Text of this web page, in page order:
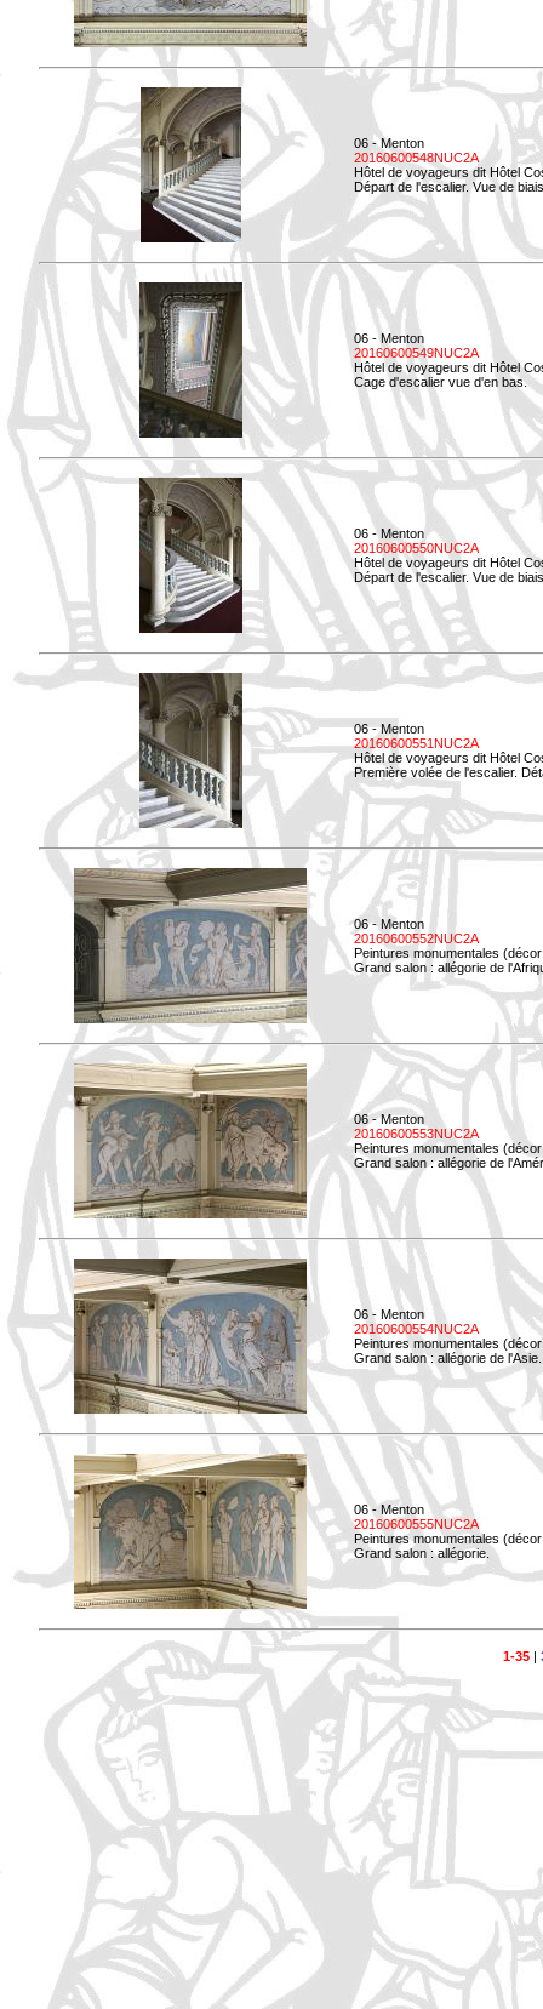
06 - Menton
20160600548NUC2A
Hôtel de voyageurs dit Hôtel
Départ de l'escalier. Vue de
06 - Menton
20160600549NUC2A
Hôtel de voyageurs dit Hôtel
Cage d'escalier vue d'en bas.
06 - Menton
20160600550NUC2A
Hôtel de voyageurs dit Hôtel
Départ de l'escalier. Vue de
06 - Menton
20160600551NUC2A
Hôtel de voyageurs dit Hôtel
Première volée de l'escalier.
06 - Menton
20160600552NUC2A
Peintures monumentales
Grand salon : allégorie de
06 - Menton
20160600553NUC2A
Peintures monumentales
Grand salon : allégorie de
06 - Menton
20160600554NUC2A
Peintures monumentales
Grand salon : allégorie de l'Asie.
06 - Menton
20160600555NUC2A
Peintures monumentales
Grand salon : allégorie.
1-35|